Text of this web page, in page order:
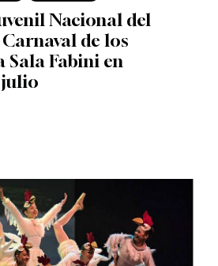
Nacional del
de los
Sala Fabini en
julio